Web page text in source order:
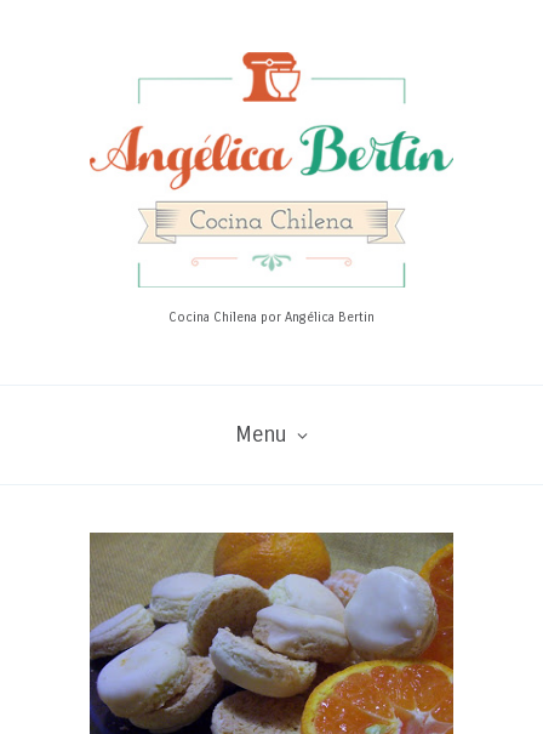
Cocina Chilena por Angélica Bertin
Menu